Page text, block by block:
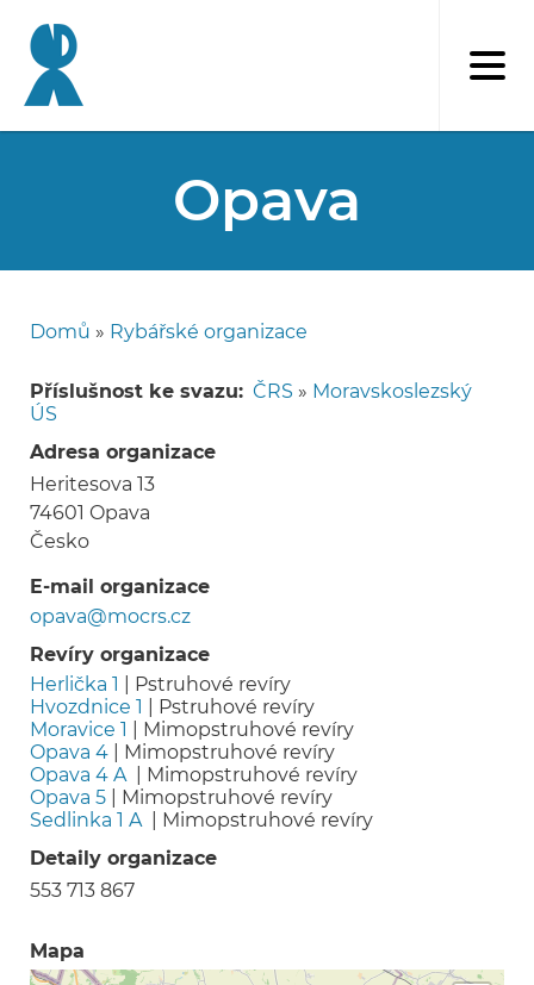
hlavnímu
obsahu
Opava
Drobečková
navigace
Domů Rybářské organizace
Příslušnost ke svazu ČRS » Moravskoslezský
ÚS
Adresa organizace
Heritesova 13
74601 Opava
Česko
E-mail organizace
opava@mocrs.cz
Revíry organizace
Herlička 1
Pstruhové revíry
Hvozdnice 1
Pstruhové revíry
Moravice 1
Mimopstruhové revíry
Opava 4
Mimopstruhové revíry
Opava 4 A
Mimopstruhové revíry
Opava 5
Mimopstruhové revíry
Sedlinka 1 A
Mimopstruhové revíry
Detaily organizace
553 713 867
Mapa